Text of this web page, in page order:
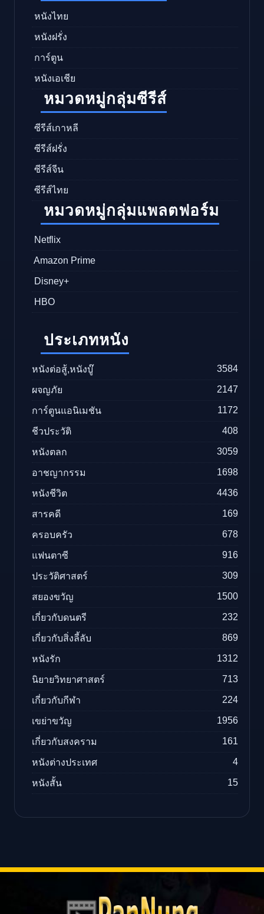
หนังไทย
หนังฝรั่ง
การ์ตูน
หนังเอเชีย
หมวดหมู่กลุ่มซีรีส์
ซีรีส์เกาหลี
ซีรีส์ฝรั่ง
ซีรีส์จีน
ซีรีส์ไทย
หมวดหมู่กลุ่มแพลตฟอร์ม
Netflix
Amazon Prime
Disney+
HBO
ประเภทหนัง
หนังต่อสู้,หนังบู๊ 3584
ผจญภัย 2147
การ์ตูนแอนิเมชัน 1172
ชีวประวัติ 408
หนังตลก 3059
อาชญากรรม 1698
หนังชีวิต 4436
สารคดี 169
ครอบครัว 678
แฟนตาซี 916
ประวัติศาสตร์ 309
สยองขวัญ 1500
เกี่ยวกับดนตรี 232
เกี่ยวกับสิ่งลี้ลับ 869
หนังรัก 1312
นิยายวิทยาศาสตร์ 713
เกี่ยวกับกีฬา 224
เขย่าขวัญ 1956
เกี่ยวกับสงคราม 161
หนังต่างประเทศ 4
หนังสั้น 15